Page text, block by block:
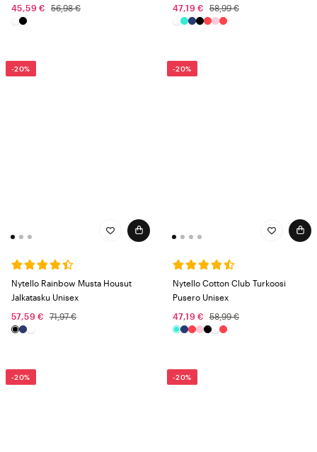
45,59 € 56,98 € 47,19 € 58,99 €
-20%
Nytello Rainbow Musta Housut
Jalkatasku Unisex
57,59 €
71,97 €
-20%
Nytello Cotton Club Turkoosi
Pusero Unisex
47,19 €
58,99 €
-20% -20%